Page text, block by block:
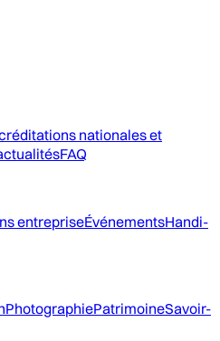
nationales et
FAQ
entrepriseÉvénementsHandi-
PhotographiePatrimoineSavoir-